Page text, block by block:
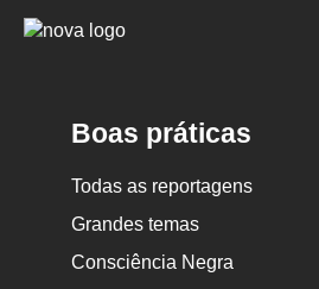
Logo
Boas práticas
Todas as reportagens
Grandes temas
Consciência Negra